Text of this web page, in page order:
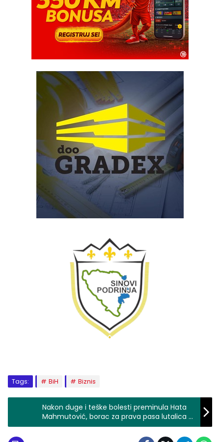
Tags: BiH Biznis
Nakon duge i teške bolesti preminula Hata
Mahmutović, borac za prava pasa lutalica u
Zvorniku